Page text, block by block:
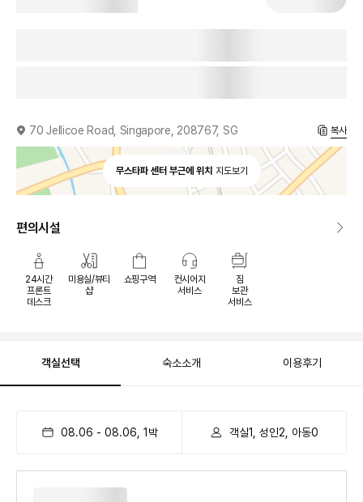
70 Jellicoe Road, Singapore, 208767, SG 복사
무스타파 센터 부근에 위치 지도보기
편의시설
24시간
프론트
데스크
미용실/뷰티
샵
쇼핑구역
컨시어지
서비스
짐
보관
서비스
객실선택 숙소소개 이용후기
08.06 - 08.06 1 박 객실1, 성인2, 아동0